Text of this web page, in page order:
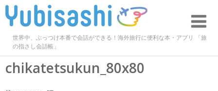
世界中、ぶっつけ本番で会話ができる！海外旅行に便利な本・アプリ 「旅
の指さし会話帳」
chikatetsukun_80x80